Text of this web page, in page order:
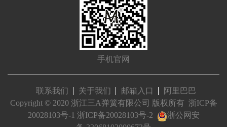
手机官网
联系我们 关于我们 邮箱入口
阿里巴巴
Copyright © 2020 浙江三A弹簧有限公司 版权所有 浙ICP备
20028103号-1 浙ICP备20028103号-2
浙公网安